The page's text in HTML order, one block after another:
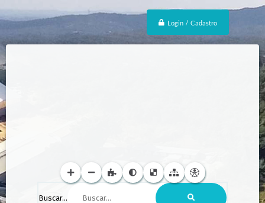
Login / Cadastro
Buscar...